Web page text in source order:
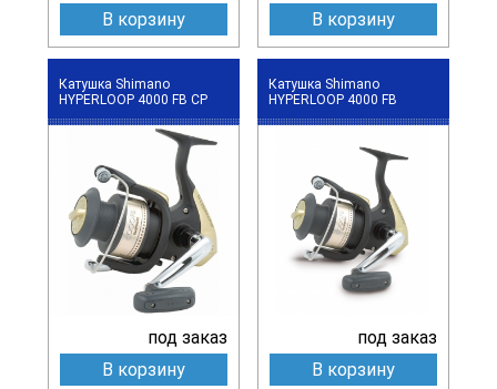
В корзину
В корзину
Катушка Shimano
HYPERLOOP 4000 FB CP
под заказ
В корзину
Катушка Shimano
HYPERLOOP 4000 FB
под заказ
В корзину